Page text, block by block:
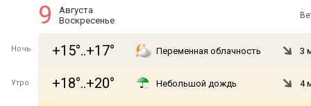
9
Августа
Воскресенье
Ночь +15°..+17° Переменная облачность 3
Утро +18°..+20° Небольшой дождь 4